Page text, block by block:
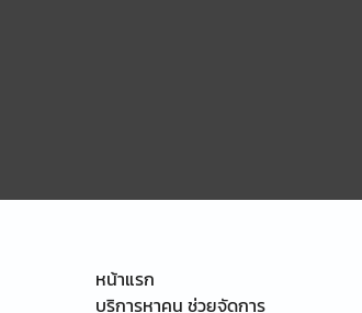
หน้าแรก
บริการหาคน ช่วยจัดการ